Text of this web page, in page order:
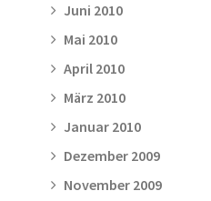
Juni 2010
Mai 2010
April 2010
März 2010
Januar 2010
Dezember 2009
November 2009